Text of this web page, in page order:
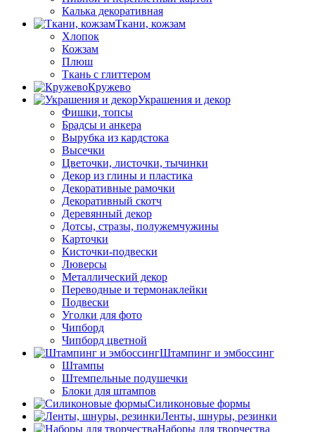
Калька декоративная
Ткани, кожзам
Хлопок
Кожзам
Плюш
Ткань с глиттером
Кружево
Украшения и декор
Фишки, топсы
Брадсы и анкера
Вырубка из кардстока
Высечки
Цветочки, листочки, тычинки
Декор из глины и пластика
Декоративные рамочки
Декоративный скотч
Деревянный декор
Дотсы, стразы, полужемчужины
Карточки
Кисточки-подвески
Люверсы
Металлический декор
Переводные и термонаклейки
Подвески
Уголки для фото
Чипборд
Чипборд цветной
Штампинг и эмбоссинг
Штампы
Штемпельные подушечки
Блоки для штампов
Силиконовые формы
Ленты, шнуры, резинки
Наборы для творчества